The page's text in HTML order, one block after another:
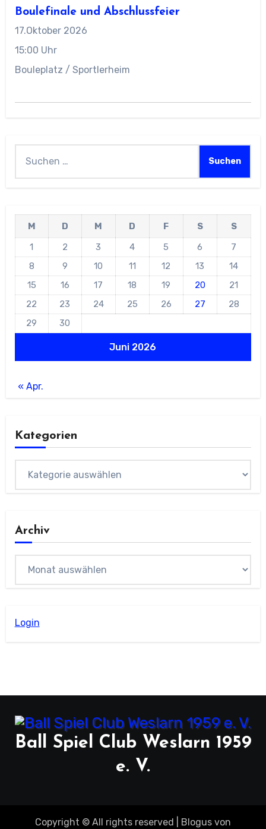
Boulefinale und Abschlussfeier
17.Oktober 2026
15:00 Uhr
Bouleplatz / Sportlerheim
nach:
Juni 2026
M D M D F S
S
1
2 3 4 5 6
7
8
9 10 11 12 13
14
15
16 17 18 19 20
21
22
23 24 25 26 27
28
29
30
« Apr.
Kategorien
Archiv
Login
Ball Spiel Club Weslarn 1959
e. V.
Copyright © All rights reserved Blogus von